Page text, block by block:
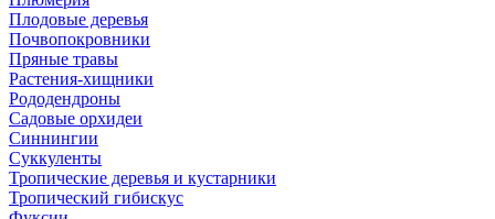
Плодовые деревья
Почвопокровники
Пряные травы
Растения-хищники
Рододендроны
Садовые орхидеи
Синнингии
Суккуленты
Тропические деревья и кустарники
Тропический гибискус